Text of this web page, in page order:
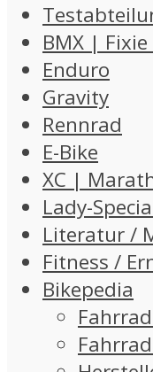
BMX |
Enduro
Gravity
Rennrad
E-Bike
XC |
Lady-
Literatur /
Fitness /
Bikepedia